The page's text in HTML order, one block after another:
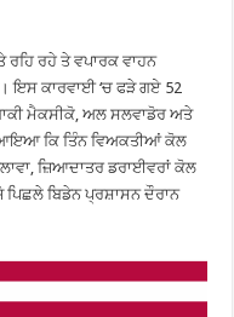
ਰਹਿ ਰਹੇ ਤੇ ਵਪਾਰਕ ਵਾਹਨ
ਇਸ ਕਾਰਵਾਈ ‘ਚ ਫੜੇ ਗਏ 52
ਮੈਕਸੀਕੋ, ਅਲ ਸਲਵਾਡੋਰ ਅਤੇ
ਕਿ ਤਿੰਨ ਵਿਅਕਤੀਆਂ ਕੋਲ
ਜ਼ਿਆਦਾਤਰ ਡਰਾਈਵਰਾਂ ਕੋਲ
ਪਿਛਲੇ ਬਿਡੇਨ ਪ੍ਰਸ਼ਾਸਨ ਦੌਰਾਨ